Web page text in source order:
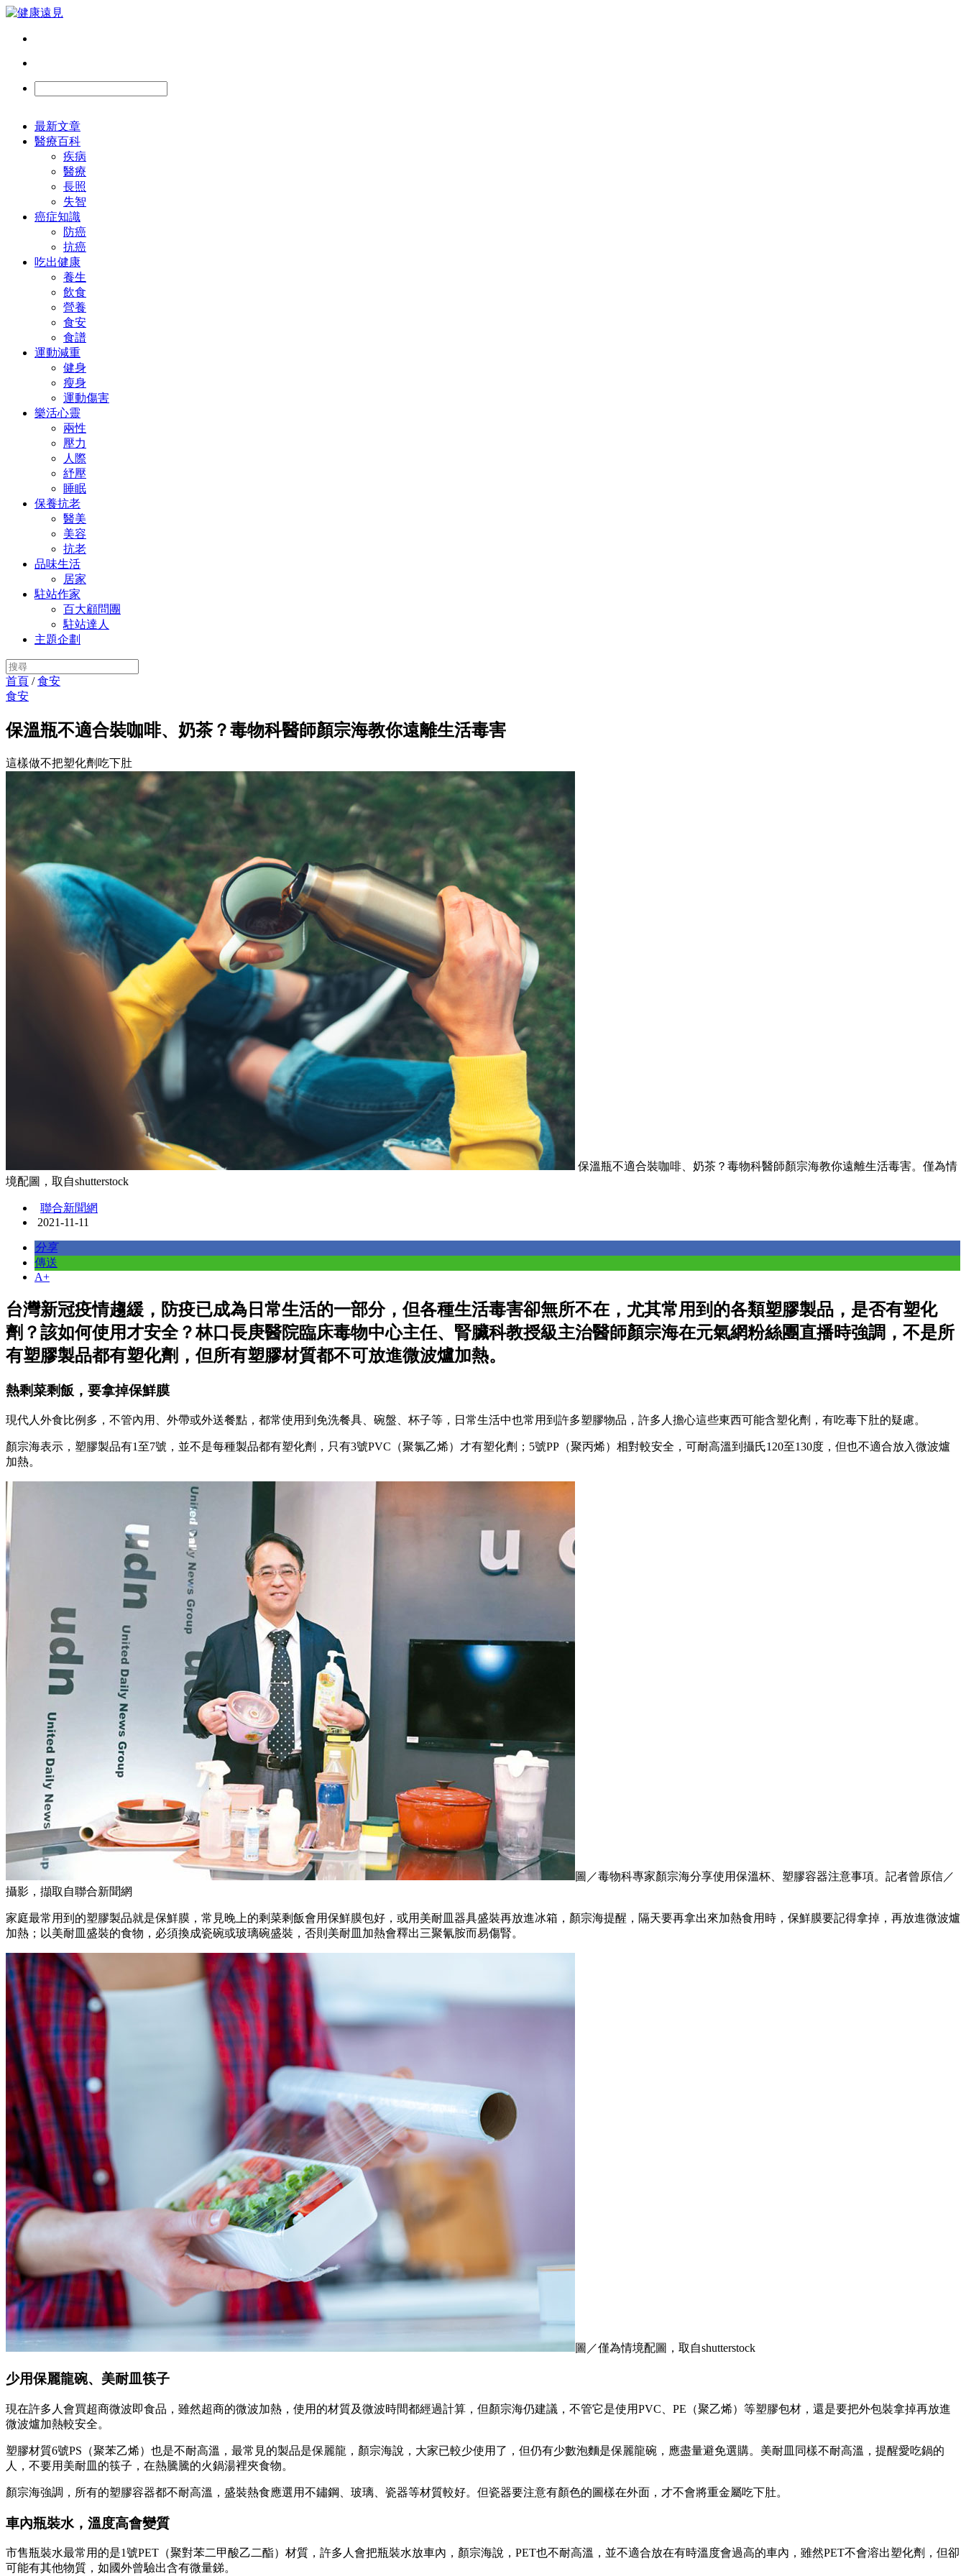
最新文章
醫療百科
疾病
醫療
長照
失智
癌症知識
防癌
抗癌
吃出健康
養生
飲食
營養
食安
食譜
運動減重
健身
瘦身
運動傷害
樂活心靈
兩性
壓力
人際
紓壓
睡眠
保養抗老
醫美
美容
抗老
品味生活
居家
駐站作家
百大顧問團
駐站達人
主題企劃
首頁 /食安
食安
保溫瓶不適合裝咖啡、奶茶？毒物科醫師顏宗海教你遠離生活毒害
這樣做不把塑化劑吃下肚
保溫瓶不適合裝咖啡、奶茶？毒物科醫師顏宗海教你遠離生活毒害。僅為情
境配圖，取自shutterstock
聯合新聞網
2021-11-11
分享
傳送
A+
台灣新冠疫情趨緩，防疫已成為日常生活的一部分，但各種生活毒害卻無所不在，尤其常用到的各類塑膠製品，是否有塑化
劑？該如何使用才安全？林口長庚醫院臨床毒物中心主任、腎臟科教授級主治醫師顏宗海在元氣網粉絲團直播時強調，不是所
有塑膠製品都有塑化劑，但所有塑膠材質都不可放進微波爐加熱。
熱剩菜剩飯，要拿掉保鮮膜
現代人外食比例多，不管內用、外帶或外送餐點，都常使用到免洗餐具、碗盤、杯子等，日常生活中也常用到許多塑膠物品，許多人擔心這些東西可能含塑化劑，有吃毒下肚的疑慮。
顏宗海表示，塑膠製品有1至7號，並不是每種製品都有塑化劑，只有3號PVC（聚氯乙烯）才有塑化劑；5號PP（聚丙烯）相對較安全，可耐高溫到攝氏120至130度，但也不適合放入微波爐
加熱。
圖／毒物科專家顏宗海分享使用保溫杯、塑膠容器注意事項。記者曾原信／
攝影，擷取自聯合新聞網
家庭最常用到的塑膠製品就是保鮮膜，常見晚上的剩菜剩飯會用保鮮膜包好，或用美耐皿器具盛裝再放進冰箱，顏宗海提醒，隔天要再拿出來加熱食用時，保鮮膜要記得拿掉，再放進微波爐
加熱；以美耐皿盛裝的食物，必須換成瓷碗或玻璃碗盛裝，否則美耐皿加熱會釋出三聚氰胺而易傷腎。
圖／僅為情境配圖，取自shutterstock
少用保麗龍碗、美耐皿筷子
現在許多人會買超商微波即食品，雖然超商的微波加熱，使用的材質及微波時間都經過計算，但顏宗海仍建議，不管它是使用PVC、PE（聚乙烯）等塑膠包材，還是要把外包裝拿掉再放進
微波爐加熱較安全。
塑膠材質6號PS（聚苯乙烯）也是不耐高溫，最常見的製品是保麗龍，顏宗海說，大家已較少使用了，但仍有少數泡麵是保麗龍碗，應盡量避免選購。美耐皿同樣不耐高溫，提醒愛吃鍋的
人，不要用美耐皿的筷子，在熱騰騰的火鍋湯裡夾食物。
顏宗海強調，所有的塑膠容器都不耐高溫，盛裝熱食應選用不鏽鋼、玻璃、瓷器等材質較好。但瓷器要注意有顏色的圖樣在外面，才不會將重金屬吃下肚。
車內瓶裝水，溫度高會變質
市售瓶裝水最常用的是1號PET（聚對苯二甲酸乙二酯）材質，許多人會把瓶裝水放車內，顏宗海說，PET也不耐高溫，並不適合放在有時溫度會過高的車內，雖然PET不會溶出塑化劑，但卻
可能有其他物質，如國外曾驗出含有微量銻。